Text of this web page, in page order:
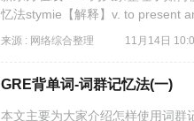
忆法stymie【解释】v. to present
来源 : 网络综合整理 11月14日
GRE背单词-词群记忆法(一)
本文主要为大家介绍怎样使用词群